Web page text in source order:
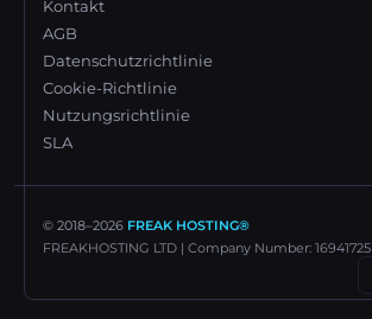
Kontakt
AGB
Datenschutzrichtlinie
Cookie-Richtlinie
Nutzungsrichtlinie
SLA
© 2018–2026 FREAK HOSTING®
FREAKHOSTING LTD | Company Number: 16941725